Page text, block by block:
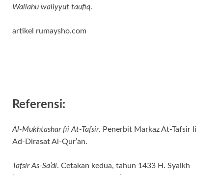
Wallahu waliyyut taufiq.
artikel rumaysho.com
Referensi:
Al-Mukhtashar fii At-Tafsir. Penerbit Markaz At-Tafsir li
Ad-Dirasat Al-Qur’an.
Tafsir As-Sa’di. Cetakan kedua, tahun 1433 H. Syaikh